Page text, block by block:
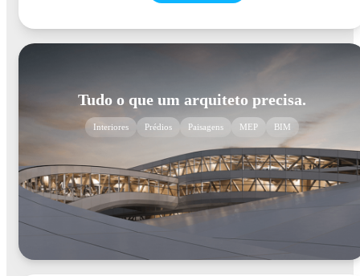
Tudo o que um arquiteto precisa.
Interiores Prédios Paisagens MEP BIM